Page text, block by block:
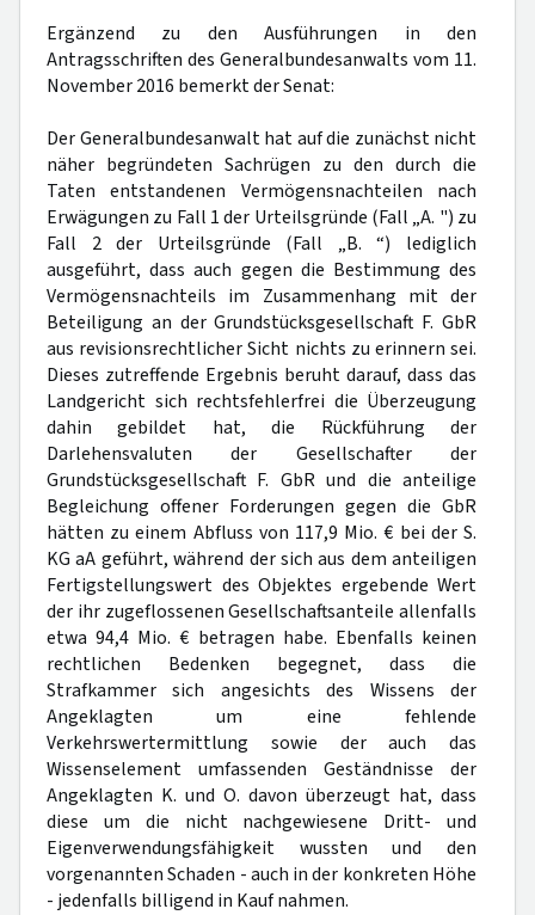
Ergänzend zu den Ausführungen in den
Antragsschriften des Generalbundesanwalts vom 11.
November 2016 bemerkt der Senat:
Der Generalbundesanwalt hat auf die zunächst nicht
näher begründeten Sachrügen zu den durch die
Taten entstandenen Vermögensnachteilen nach
Erwägungen zu Fall 1 der Urteilsgründe (Fall „A. ") zu
Fall 2 der Urteilsgründe (Fall „B. “) lediglich
ausgeführt, dass auch gegen die Bestimmung des
Vermögensnachteils im Zusammenhang mit der
Beteiligung an der Grundstücksgesellschaft F. GbR
aus revisionsrechtlicher Sicht nichts zu erinnern sei.
Dieses zutreffende Ergebnis beruht darauf, dass das
Landgericht sich rechtsfehlerfrei die Überzeugung
dahin gebildet hat, die Rückführung der
Darlehensvaluten der Gesellschafter der
Grundstücksgesellschaft F. GbR und die anteilige
Begleichung offener Forderungen gegen die GbR
hätten zu einem Abfluss von 117,9 Mio. € bei der S.
KG aA geführt, während der sich aus dem anteiligen
Fertigstellungswert des Objektes ergebende Wert
der ihr zugeflossenen Gesellschaftsanteile allenfalls
etwa 94,4 Mio. € betragen habe. Ebenfalls keinen
rechtlichen Bedenken begegnet, dass die
Strafkammer sich angesichts des Wissens der
Angeklagten um eine fehlende
Verkehrswertermittlung sowie der auch das
Wissenselement umfassenden Geständnisse der
Angeklagten K. und O. davon überzeugt hat, dass
diese um die nicht nachgewiesene Dritt- und
Eigenverwendungsfähigkeit wussten und den
vorgenannten Schaden - auch in der konkreten Höhe
- jedenfalls billigend in Kauf nahmen.